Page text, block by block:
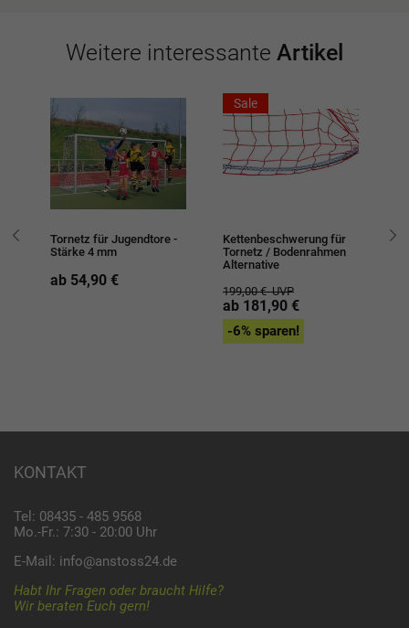
Weitere interessante Artikel
Tornetz für Jugendtore -
Stärke 4 mm
ab 54,90 €
Sale
Kettenbeschwerung für
Tornetz / Bodenrahmen
Alternative
199,00 €UVP
ab 181,90 €
-6% sparen!
KONTAKT
Tel: 08435 - 485 9568
Mo.-Fr.: 7:30 - 20:00 Uhr
E-Mail: info@anstoss24.de
Habt Ihr Fragen oder braucht Hilfe?
Wir beraten Euch gern!